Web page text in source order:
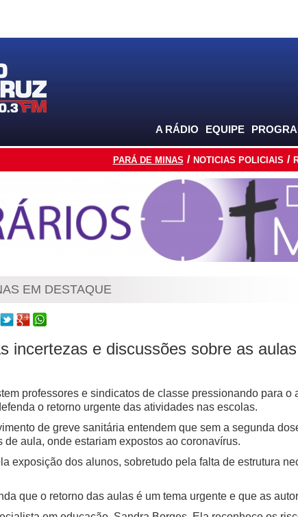
A RÁDIO EQUIPE
PARÁ DE MINAS NOTICIAS POLICIAIS
EM DESTAQUE
incertezas e discussões sobre as
professores e sindicatos de classe pressionando para
o retorno urgente das atividades nas escolas.
de greve sanitária entendem que sem a segunda
de aula, onde estariam expostos ao coronavírus.
exposição dos alunos, sobretudo pela falta de estrutura
que o retorno das aulas é um tema urgente e que as